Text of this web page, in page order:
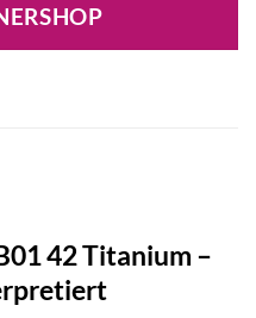
42 Titanium –